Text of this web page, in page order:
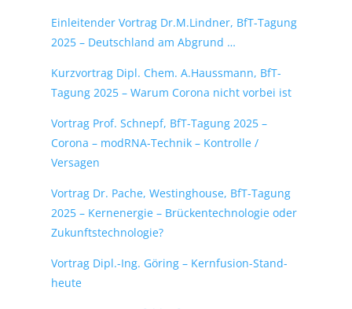
Einleitender Vortrag Dr.M.Lindner, BfT-Tagung
2025 – Deutschland am Abgrund …
Kurzvortrag Dipl. Chem. A.Haussmann, BfT-
Tagung 2025 – Warum Corona nicht vorbei ist
Vortrag Prof. Schnepf, BfT-Tagung 2025 –
Corona – modRNA-Technik – Kontrolle /
Versagen
Vortrag Dr. Pache, Westinghouse, BfT-Tagung
2025 – Kernenergie – Brückentechnologie oder
Zukunftstechnologie?
Vortrag Dipl.-Ing. Göring – Kernfusion-Stand-
heute